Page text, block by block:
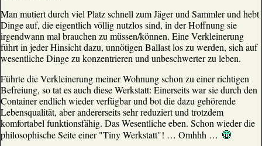
Man mutiert durch viel Platz schnell zum Jäger und Sammler und hebt
Dinge auf, die eigentlich völlig nutzlos sind, in der Hoffnung sie
irgendwann mal brauchen zu müssen/können. Eine Verkleinerung
führt in jeder Hinsicht dazu, unnötigen Ballast los zu werden, sich auf
wesentliche Dinge zu konzentrieren und unbeschwerter zu leben.
Führte die Verkleinerung meiner Wohnung schon zu einer richtigen
Befreiung, so tat es auch diese Werkstatt: Einerseits war sie durch den
Container endlich wieder verfügbar und bot die dazu gehörende
Lebensqualität, aber andererseits sehr reduziert und trotzdem
komfortabel funktionsfähig. Das Wesentliche eben. Schon wieder die
philosophische Seite einer "Tiny Werkstatt"! … Omhhh …